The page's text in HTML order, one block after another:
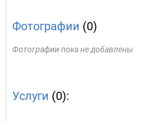
Фотографии (0)
Фотографии пока не добавлены
Услуги (0):